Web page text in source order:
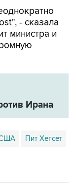
- сказала
министра и
Ирана
Пит Хегсет